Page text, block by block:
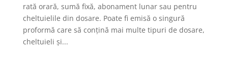
rată orară, sumă fixă, abonament lunar sau pentru
cheltuielile din dosare. Poate fi emisă o singură
proformă care să conțină mai multe tipuri de dosare,
cheltuieli și...